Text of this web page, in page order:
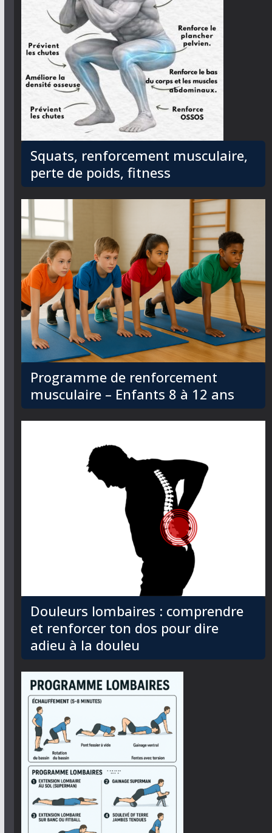
Squats, renforcement musculaire,
perte de poids, fitness
Programme de renforcement
musculaire – Enfants 8 à 12 ans
Douleurs lombaires : comprendre
et renforcer ton dos pour dire
adieu à la douleu